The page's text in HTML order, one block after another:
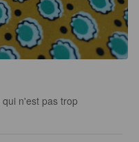
n'est pas trop